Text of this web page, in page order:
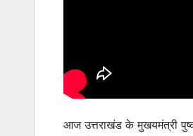
आज उत्तराखंड के मुखयमंत्री